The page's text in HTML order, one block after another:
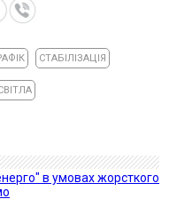
СТАБІЛІЗАЦІЯ
в умовах жорсткого